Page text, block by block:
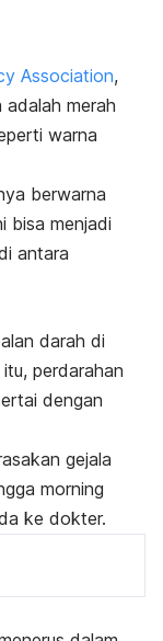
Association,
adalah merah
warna
berwarna
bisa menjadi
antara
darah di
perdarahan
dengan
gejala
morning
ke dokter.